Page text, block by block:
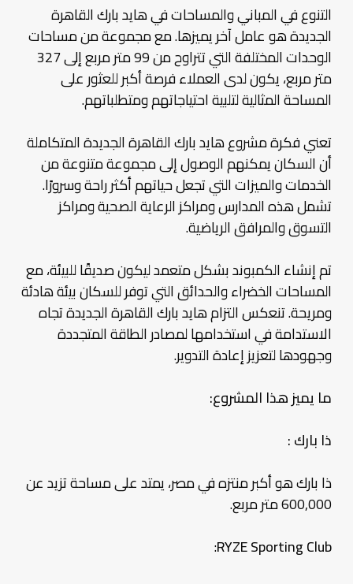
التنوع في المباني والمساحات في هايد بارك القاهرة
الجديدة هو عامل آخر يميزها. مع مجموعة من مساحات
الوحدات المختلفة التي تتراوح من 99 متر مربع إلى 327
متر مربع، يكون لدى العملاء فرصة أكبر للعثور على
المساحة المثالية لتلبية احتياجاتهم ومتطلباتهم.
تعني فكرة مشروع هايد بارك القاهرة الجديدة المتكاملة
أن السكان يمكنهم الوصول إلى مجموعة متنوعة من
الخدمات والميزات التي تجعل حياتهم أكثر راحة وسرورًا.
تشمل هذه المدارس ومراكز الرعاية الصحية ومراكز
التسوق والمرافق الرياضية.
تم إنشاء الكمبوند بشكل متعمد ليكون صديقًا للبيئة، مع
المساحات الخضراء والحدائق التي توفر للسكان بيئة هادئة
ومريحة. تنعكس التزام هايد بارك القاهرة الجديدة تجاه
الاستدامة في استخدامها لمصادر الطاقة المتجددة
وجهودها لتعزيز إعادة التدوير.
ما يميز هذا المشروع:
ذا بارك :
ذا بارك هو أكبر منتزه في مصر، يمتد على مساحة تزيد عن
600,000 متر مربع.
RYZE Sporting Club
: